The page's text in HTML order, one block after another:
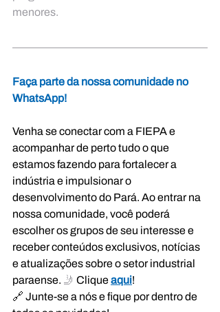
menores.
Faça parte da nossa comunidade no
WhatsApp!
Venha se conectar com a FIEPA e
acompanhar de perto tudo o que
estamos fazendo para fortalecer a
indústria e impulsionar o
desenvolvimento do Pará. Ao entrar na
nossa comunidade, você poderá
escolher os grupos de seu interesse e
receber conteúdos exclusivos, notícias
e atualizações sobre o setor industrial
paraense. 🤳 Clique aqui!
🔗 Junte-se a nós e fique por dentro de